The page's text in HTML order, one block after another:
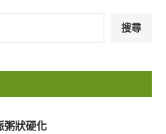
搜尋
粥狀硬化